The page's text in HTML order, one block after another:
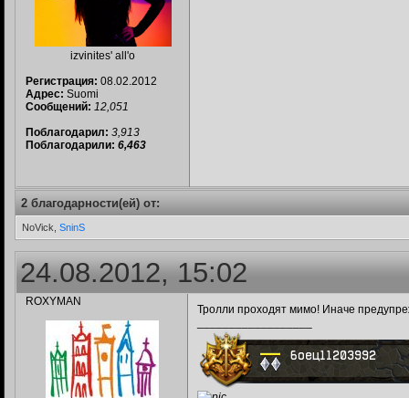
izvinites' all'o
Регистрация: 08.02.2012
Адрес: Suomi
Сообщений: 12,051
Поблагодарил: 3,913
Поблагодарили: 6,463
2 благодарности(ей) от:
NoVick, SninS
24.08.2012, 15:02
ROXYMAN
Тролли проходят мимо! Иначе